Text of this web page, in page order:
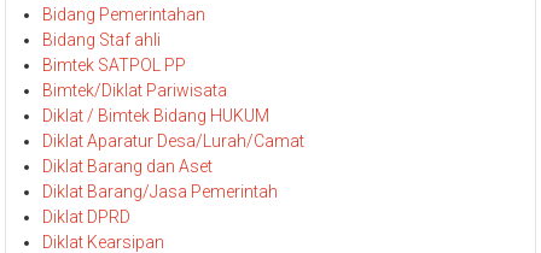
Bidang Pemerintahan
Bidang Staf ahli
Bimtek SATPOL PP
Bimtek/Diklat Pariwisata
Diklat / Bimtek Bidang HUKUM
Diklat Aparatur Desa/Lurah/Camat
Diklat Barang dan Aset
Diklat Barang/Jasa Pemerintah
Diklat DPRD
Diklat Kearsipan